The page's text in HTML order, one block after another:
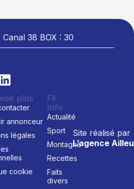
Canal 38 BOX : 30
Site réalisé par
L’agence
plus
annonceur
légales
cookie
Fil
info
Actualité
Sport
Montagne
Recettes
Faits
divers